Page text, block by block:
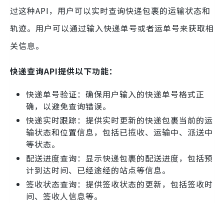
过这种API，用户可以实时查询快递包裹的运输状态和
轨迹。用户可以通过输入快递单号或者运单号来获取相
关信息。
快递查询API提供以下功能：
快递单号验证：确保用户输入的快递单号格式正
确，以避免查询错误。
快递实时跟踪：提供实时更新的快递包裹当前的运
输状态和位置信息，包括已揽收、运输中、派送中
等状态。
配送进度查询：显示快递包裹的配送进度，包括预
计到达时间、已经途经的站点等信息。
签收状态查询：提供签收状态的更新，包括签收时
间、签收人信息等。